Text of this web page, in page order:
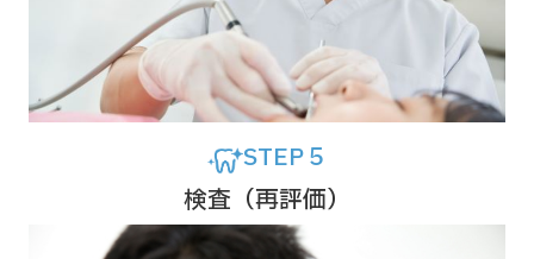
STEP５
検査（再評価）